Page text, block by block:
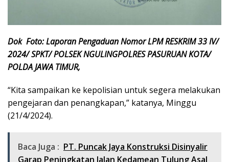
Dok Foto: Laporan Pengaduan Nomor LPM RESKRIM 33 IV/
2024/ SPKT/ POLSEK NGULINGPOLRES PASURUAN KOTA/
POLDA JAWA TIMUR,
“Kita sampaikan ke kepolisian untuk segera melakukan
pengejaran dan penangkapan,” katanya, Minggu
(21/4/2024).
Baca Juga : PT. Puncak Jaya Konstruksi Disinyalir
Garap Peningkatan Jalan Kedamean Tulung Asal